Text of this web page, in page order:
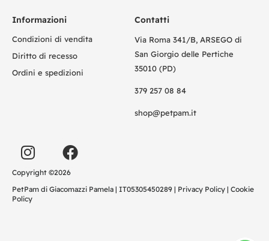
Informazioni
Condizioni di vendita
Diritto di recesso
Ordini e spedizioni
Contatti
Via Roma 341/B, ARSEGO di
San Giorgio delle Pertiche
35010 (PD)
379 257 08 84
shop@petpam.it
Copyright ©2026
PetPam di Giacomazzi Pamela | IT05305450289 | Privacy Policy | Cookie
Policy